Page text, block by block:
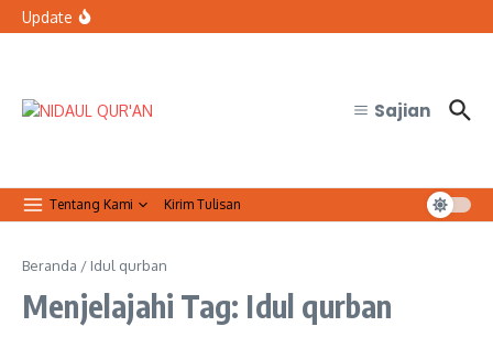
Lewati ke konten
Update
Sajian
Tentang Kami Kirim Tulisan
Beranda / Idul qurban
Menjelajahi Tag: Idul qurban